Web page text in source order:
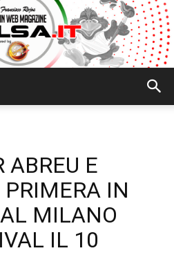
ABREU E
IN
MILANO
IL 10